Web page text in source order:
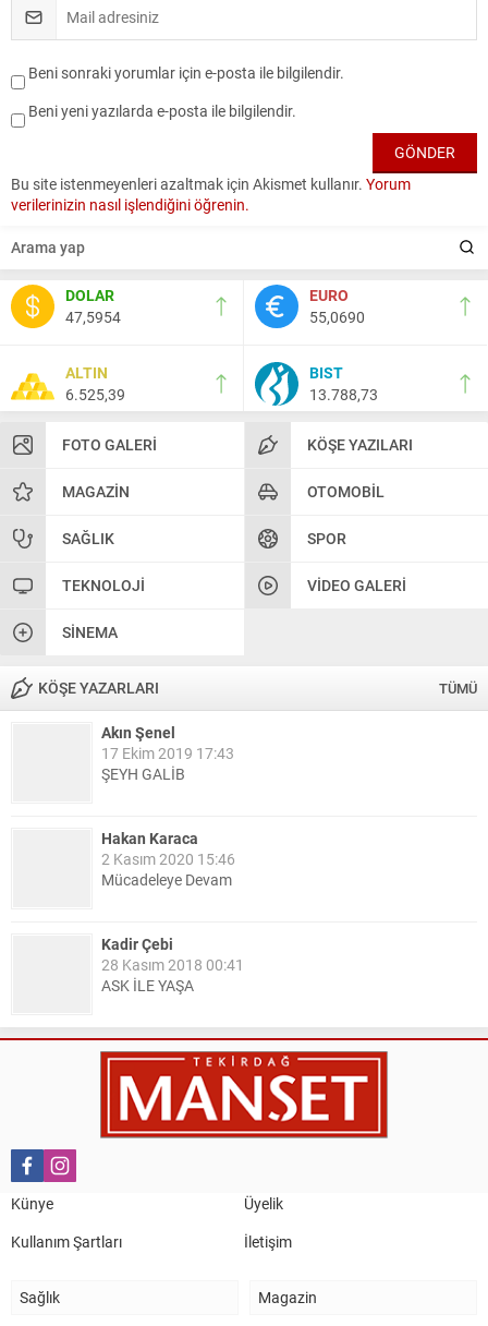
DOLAR
47,5954
EURO
55,0690
ALTIN
6.525,39
BIST
13.788,73
FOTO GALERI KÖŞE YAZILARI
MAGAZIN OTOMOBIL
SAĞLIK SPOR
TEKNOLOJI VIDEO GALERI
SINEMA
KÖŞE YAZARLARI TÜMÜ
Akın Şenel
17 Ekim 2019 17:43
ŞEYH GALİB
Hakan Karaca
2 Kasım 2020 15:46
Mücadeleye Devam
Kadir Çebi
28 Kasım 2018 00:41
ASK İLE YAŞA
Nail Kazanç
10 Mart 2023 21:36
HAYDİ TEKİRDAĞ MAÇA !!!!
TEKİRDAĞ İL EMNİYET MÜDÜRÜMÜZE HAYIRLI OLSUN
Beni sonraki yorumlar için e-posta ile bilgilendir.
Beni yeni yazılarda e-posta ile bilgilendir.
Bu site istenmeyenleri azaltmak için Akismet kullanır. Yorum
verilerinizin nasıl işlendiğini öğrenin.
Künye
Üyelik
Kullanım Şartları
İletişim
Sağlık Magazin